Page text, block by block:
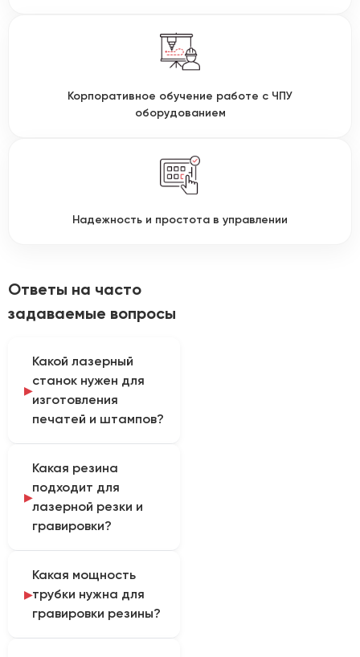
Корпоративное обучение работе с ЧПУ
оборудованием
Надежность и простота в управлении
Ответы на часто
задаваемые вопросы
Какой лазерный
станок нужен для
изготовления
печатей и штампов?
печатей подойдет
настольный CO2-лазер
(гравер) с небольшим
рабочим полем
требование — высокая
точность механики и
качественная
короткофокусная линза
Какая резина
подходит для
лазерной резки и
гравировки?
резке плавится и
токсично горит. Для
станков применяется
Какая мощность
трубки нужна для
гравировки резины?